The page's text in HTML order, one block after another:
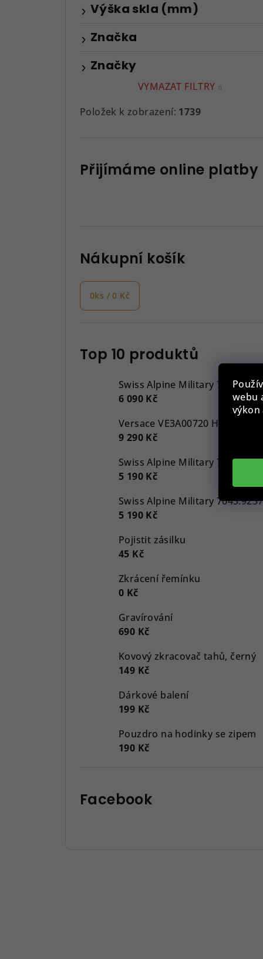
webu
výkon
Značky
Výška skla (mm)
Značka
VYMAZAT FILTRY
Položek k zobrazení: 1739
Přijímáme online platby
Nákupní košík
0ks /0 Kč
Top 10 produktů
Swiss Alpine Military 7043.9177
6 090 Kč
9 290 Kč
5 190 Kč
5 190 Kč
Pojistit zásilku
45 Kč
Zkrácení řemínku
0 Kč
Gravírování
690 Kč
Kovový zkracovač tahů, černý
149 Kč
Dárkové balení
199 Kč
Pouzdro na hodinky se zipem
190 Kč
Facebook